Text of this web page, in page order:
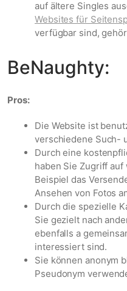
auf ältere Singles
Websites für
verfügbar sind,
BeNaughty:
Pros:
Die Website ist
verschiedene Such-
Durch eine
haben Sie Zugriff
Beispiel das
Ansehen von Fotos
Durch die spezielle
Sie gezielt nach
ebenfalls a
interessiert sind.
Sie können anonym
Pseudonym